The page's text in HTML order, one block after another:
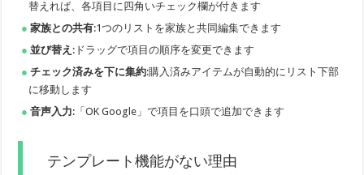
替えれば、各項目に四角いチェック欄が付きます
家族との共有:1つのリストを家族と共同編集できます
並び替え :ドラッグで項目の順序を変更できます
チェック済みを下に集約:購入済みアイテムが自動的にリスト下部
に移動します
音声入力:「OK Google」で項目を口頭で追加できます
テンプレート機能がない理由